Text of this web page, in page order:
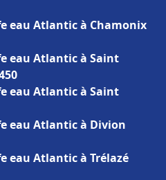
eau Atlantic à Chamonix
eau Atlantic à Saint
eau Atlantic à Saint
eau Atlantic à Divion
eau Atlantic à Trélazé